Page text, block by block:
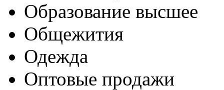
Образование высшее
Общежития
Одежда
Оптовые продажи